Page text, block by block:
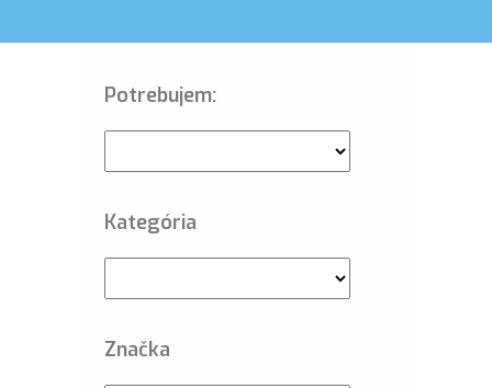
Potrebujem:
Kategória
Značka